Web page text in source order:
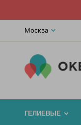
Москва
ГЕЛИЕВЫЕ